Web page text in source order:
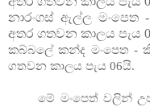
නාරංගස් ඇල්ල මංපෙත
අතර ගතවන කාලය පැය
කබ්බලේ කන්ද මංපෙත -
ගතවන කාලය පැය 06යි.
මේ මංපෙත් වලින්